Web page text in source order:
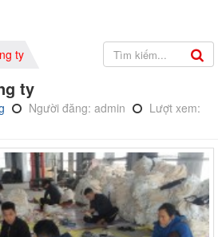
ty
ty
Người đăng: admin
Lượt xem: